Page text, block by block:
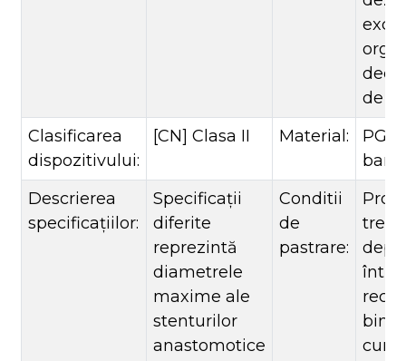
de
Clasificarea
dispozitivului:
[CN] Clasa II Material:
bariu
Descrierea
specificațiilor:
Specificații
diferite
reprezintă
diametrele
maxime ale
stenturilor
anastomotice
Conditii
de
pastrare:
într-
bine